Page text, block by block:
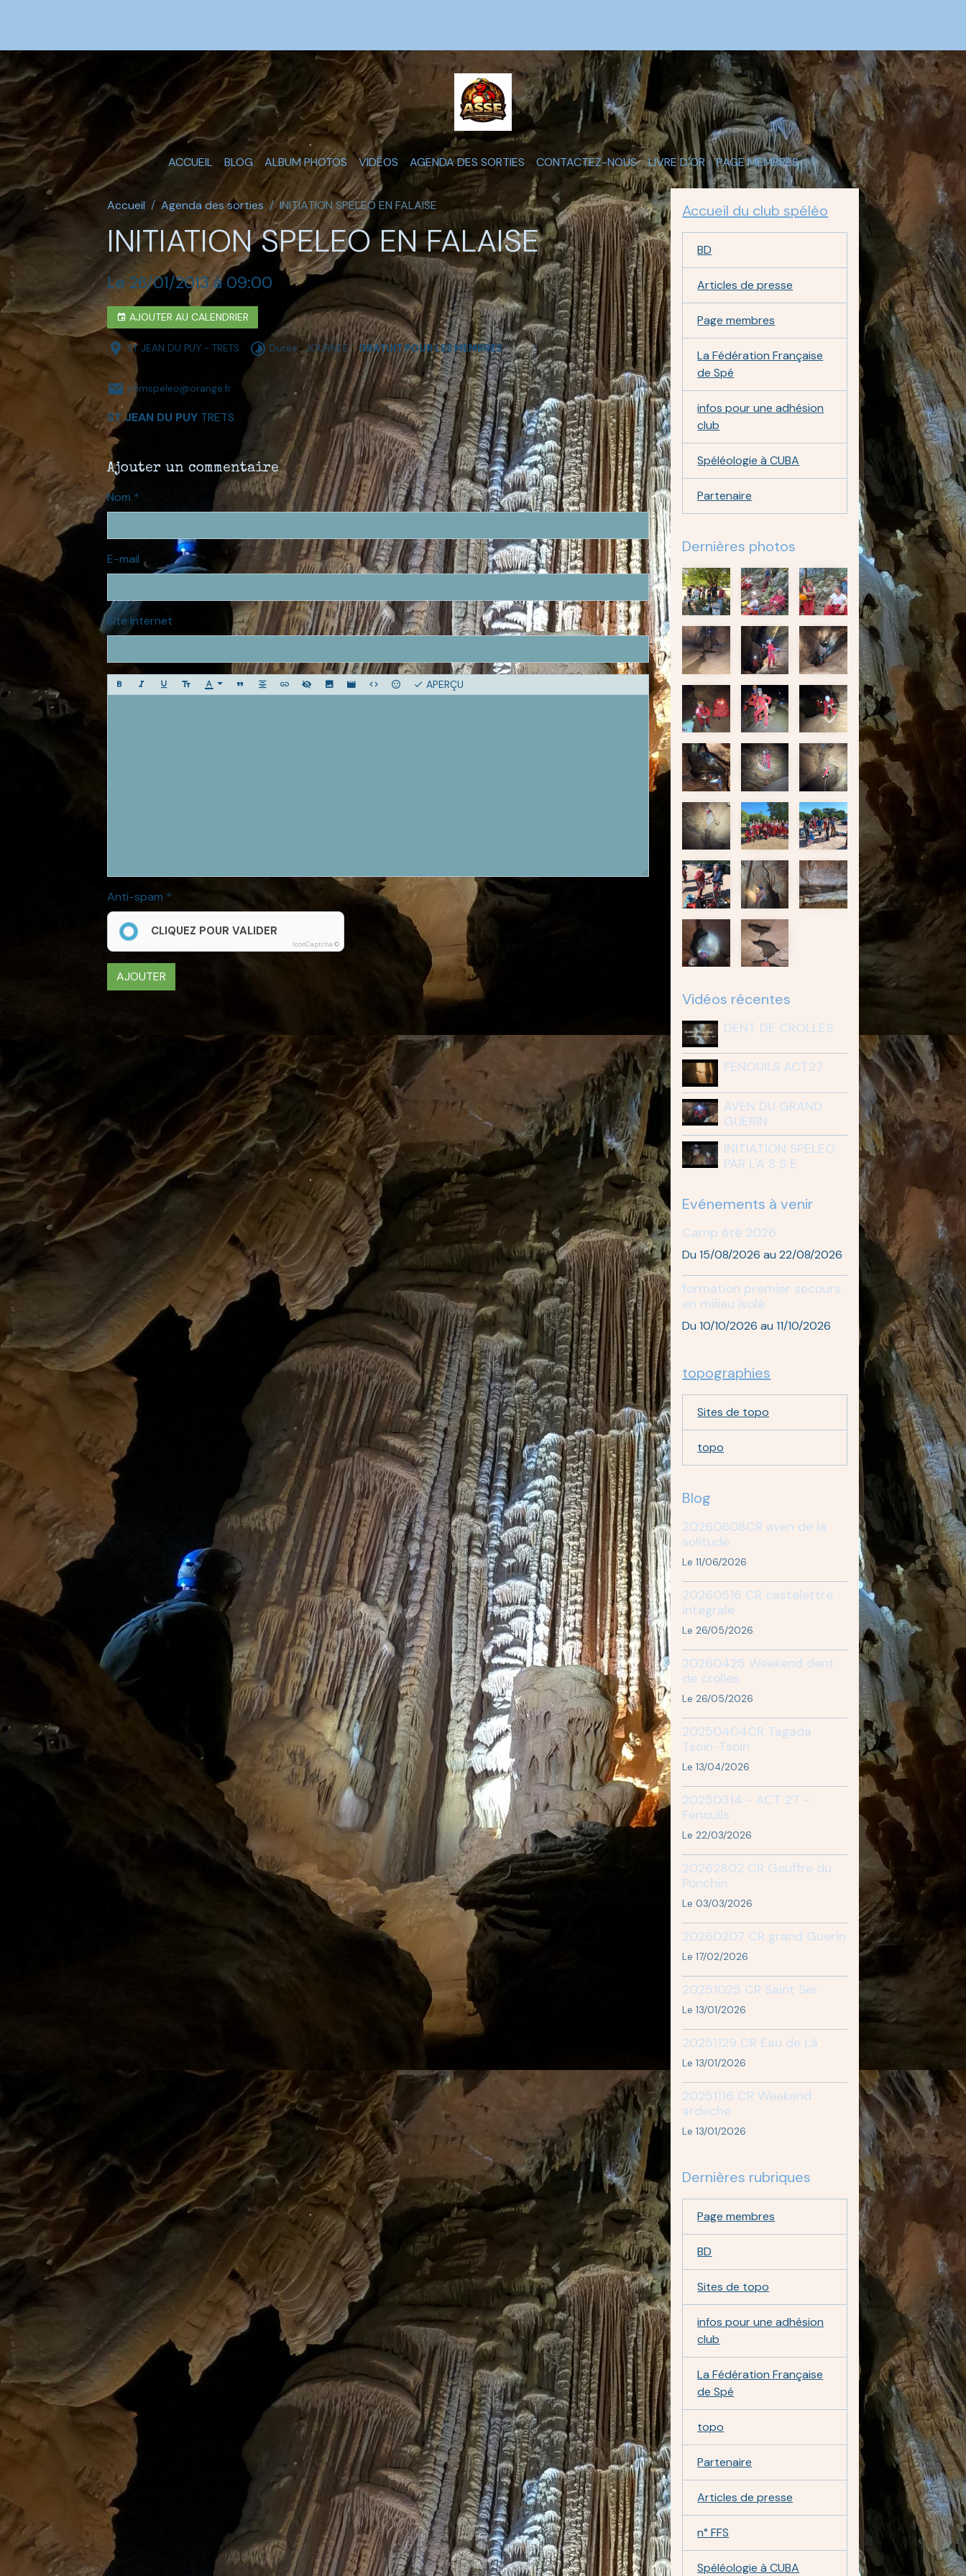
ACCUEIL BLOG ALBUM PHOTOS VIDÉOS AGENDA DES SORTIES CONTACTEZ-NOUS LIVRE D'OR PAGE MEMBRES
Accueil Agenda des sorties INITIATION SPELEO EN FALAISE
INITIATION SPELEO EN FALAISE
Le 26/01/2013 à 09:00
AJOUTER AU CALENDRIER
ST JEAN DU PUY - TRETS Durée : JOURNEE GRATUIT POUR LES MEMBRES
jmmspeleo@orange.fr
ST JEAN DU PUY TRETS
Ajouter un commentaire
Nom
E-mail
Site Internet
APERÇU
Anti-spam
CLIQUEZ POUR VALIDER
IconCaptcha ©
AJOUTER
Accueil du club spéléo
BD
Articles de presse
Page membres
La Fédération Française
de Spé
infos pour une adhésion
club
Spéléologie à CUBA
Partenaire
Dernières photos
Vidéos récentes
DENT DE CROLLES
FENOUILS ACT27
AVEN DU GRAND
GUERIN
INITIATION SPELEO
PAR L'A S S E
Evénements à venir
Camp été 2026
Du 15/08/2026 au 22/08/2026
formation premier secours
en milieu isolé
Du 10/10/2026 au 11/10/2026
topographies
Sites de topo
topo
Blog
20260608CR aven de la
solitude
Le 11/06/2026
20260516 CR castelettre
integrale
Le 26/05/2026
20260425 Weekend dent
de crolles
Le 26/05/2026
20250404CR Tagada
Tsoin-Tsoin
Le 13/04/2026
20250314 - ACT 27 -
Fenouils
Le 22/03/2026
20262802 CR Gouffre du
Ponchin
Le 03/03/2026
20260207 CR grand Guerin
Le 17/02/2026
20251025 CR Saint Ser
Le 13/01/2026
20251129 CR Eau de Là
Le 13/01/2026
20251116 CR Weekend
ardeche
Le 13/01/2026
Dernières rubriques
Page membres
BD
Sites de topo
infos pour une adhésion
club
La Fédération Française
de Spé
topo
Partenaire
Articles de presse
n° FFS
Spéléologie à CUBA